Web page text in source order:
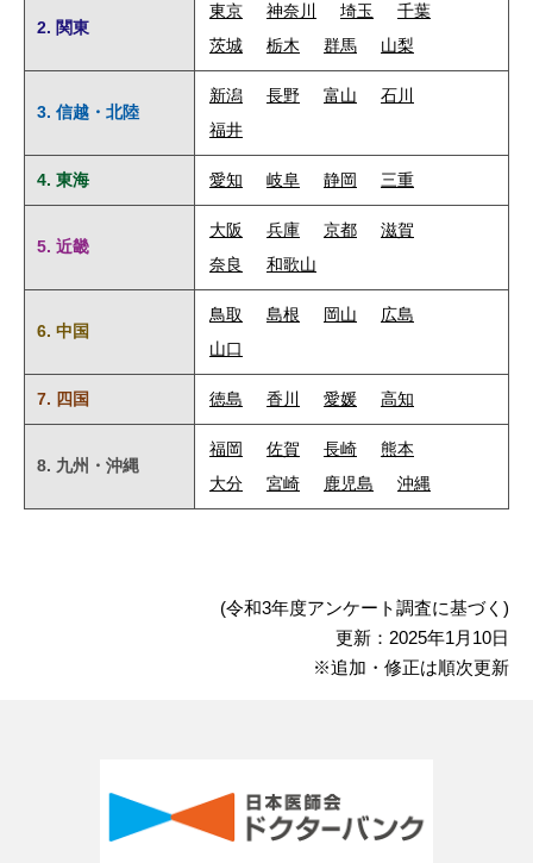
2. 関東
東京 神奈川 埼玉
千葉
茨城
栃木 群馬 山梨
3. 信越・北陸
新潟 長野 富山
石川
福井
4. 東海 愛知 岐阜 静岡 三重
5. 近畿
大阪 兵庫 京都
滋賀
奈良
和歌山
6. 中国
鳥取 島根 岡山
広島
山口
7. 四国 徳島 香川 愛媛 高知
8. 九州・沖縄
福岡 佐賀 長崎
熊本
大分
宮崎 鹿児島 沖縄
(令和3年度アンケート調査に基づく)
更新：2025年1月10日
※追加・修正は順次更新